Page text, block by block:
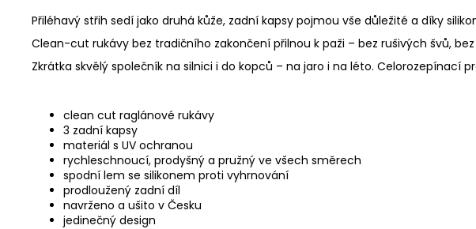
Přiléhavý střih sedí jako druhá kůže, zadní kapsy pojmou vše důležité a díky
Clean-cut rukávy bez tradičního zakončení přilnou k paži – bez rušivých švů,
Zkrátka skvělý společník na silnici i do kopců – na jaro i na léto. Celorozepínací
clean cut raglánové rukávy
3 zadní kapsy
materiál s UV ochranou
rychleschnoucí, prodyšný a pružný ve všech směrech
spodní lem se silikonem proti vyhrnování
prodloužený zadní díl
navrženo a ušito v Česku
jedinečný design